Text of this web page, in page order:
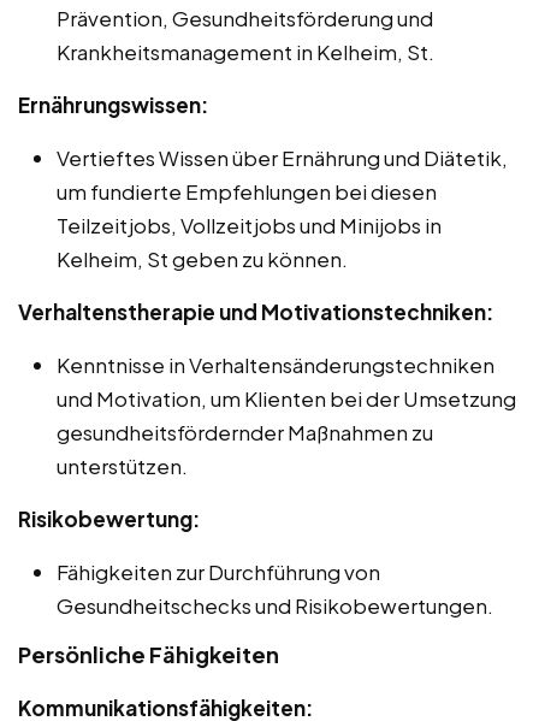
Prävention, Gesundheitsförderung und
Krankheitsmanagement in Kelheim, St.
Ernährungswissen:
Vertieftes Wissen über Ernährung und Diätetik,
um fundierte Empfehlungen bei diesen
Teilzeitjobs, Vollzeitjobs und Minijobs in
Kelheim, St geben zu können.
Verhaltenstherapie und Motivationstechniken:
Kenntnisse in Verhaltensänderungstechniken
und Motivation, um Klienten bei der Umsetzung
gesundheitsfördernder Maßnahmen zu
unterstützen.
Risikobewertung:
Fähigkeiten zur Durchführung von
Gesundheitschecks und Risikobewertungen.
Persönliche Fähigkeiten
Kommunikationsfähigkeiten: